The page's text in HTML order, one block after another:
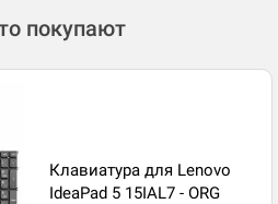
покупают
Клавиатура для Lenovo
IdeaPad 5 15IAL7 - ORG